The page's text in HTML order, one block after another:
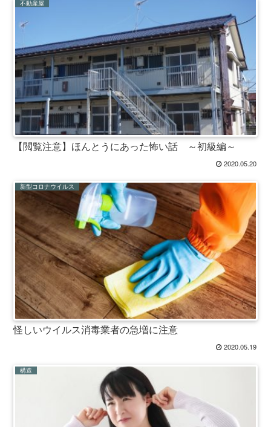
不動産屋
【閲覧注意】ほんとうにあった怖い話 ～初級編～
2020.05.20
新型コロナウイルス
怪しいウイルス消毒業者の急増に注意
2020.05.19
構造